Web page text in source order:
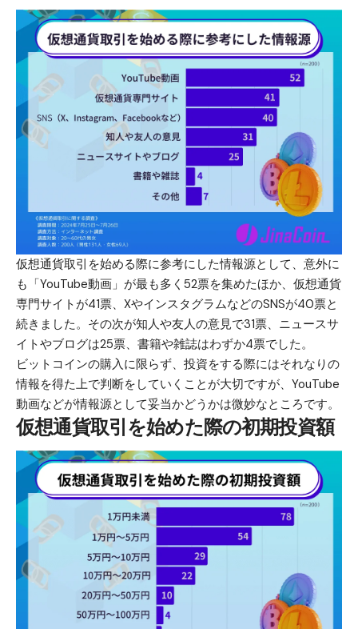
仮想通貨取引を始める際に参考にした情報源として、意外に
も「YouTube動画」が最も多く52票を集めたほか、仮想通貨
専門サイトが41票、XやインスタグラムなどのSNSが40票と
続きました。その次が知人や友人の意見で31票、ニュースサ
イトやブログは25票、書籍や雑誌はわずか4票でした。
ビットコインの購入に限らず、投資をする際にはそれなりの
情報を得た上で判断をしていくことが大切ですが、YouTube
動画などが情報源として妥当かどうかは微妙なところです。
仮想通貨取引を始めた際の初期投資額